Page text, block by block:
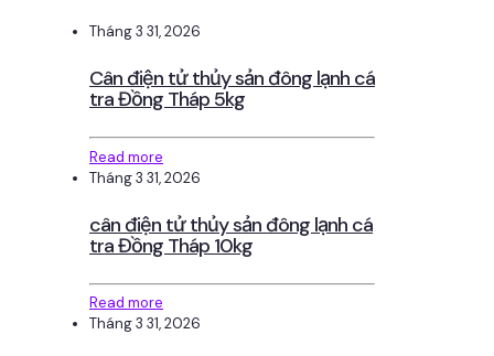
Tháng 3 31, 2026
Cân điện tử thủy sản đông lạnh cá
tra Đồng Tháp 5kg
Read more
Tháng 3 31, 2026
cân điện tử thủy sản đông lạnh cá
tra Đồng Tháp 10kg
Read more
Tháng 3 31, 2026